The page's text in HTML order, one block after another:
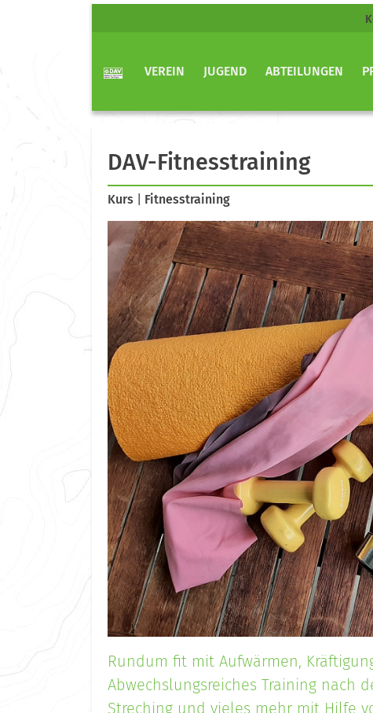
VEREIN JUGEND ABTEILUNGEN
DAV-Fitnesstraining
Kurs Fitnesstraining
Rundum fit mit Aufwärmen,
Abwechslungsreiches Training nach
Streching und vieles mehr mit Hilfe